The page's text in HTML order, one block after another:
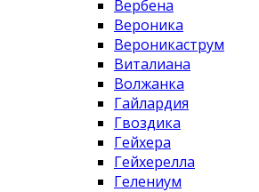
Вербена
Вероника
Вероникаструм
Виталиана
Волжанка
Гайлардия
Гвоздика
Гейхера
Гейхерелла
Гелениум